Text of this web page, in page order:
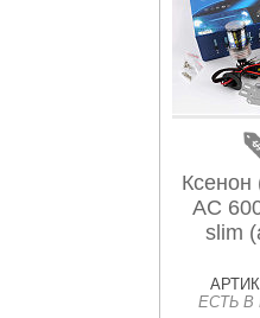
Ксенон
AC
slim
ЕСТЬ В